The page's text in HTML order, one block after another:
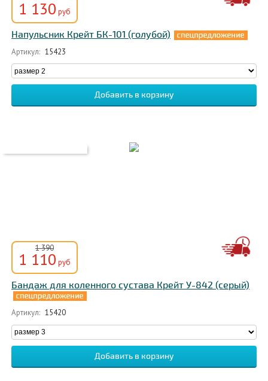
1 130 руб
Напульсник Крейт БК-101 (голубой)
Артикул: 15423
1 390
1 110 руб
Бандаж для коленного сустава Крейт У-842 (серый)
Артикул: 15420